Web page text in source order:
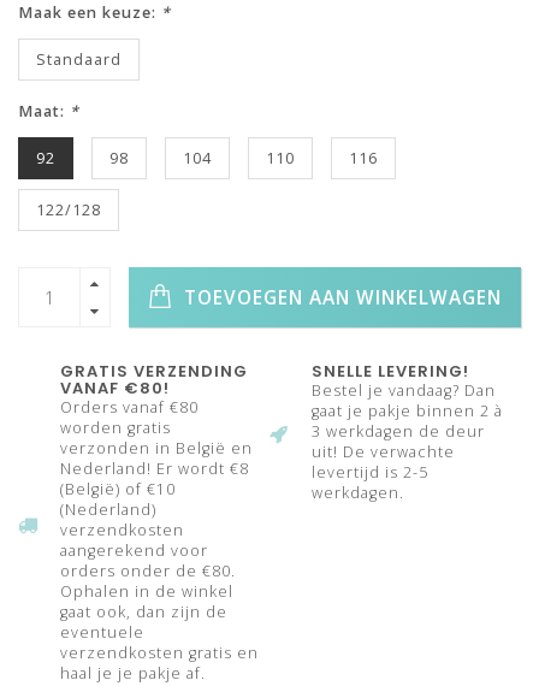
Maak een keuze: *
Standaard
Maat: *
92 98 104 110 116
122/128
TOEVOEGEN AAN WINKELWAGEN
GRATIS VERZENDING
VANAF €80!
Orders vanaf €80
worden gratis
verzonden in België en
Nederland! Er wordt €8
(België) of €10
(Nederland)
verzendkosten
aangerekend voor
orders onder de €80.
Ophalen in de winkel
gaat ook, dan zijn de
eventuele
verzendkosten gratis en
haal je je pakje af.
SNELLE LEVERING!
Bestel je vandaag? Dan
gaat je pakje binnen 2 à
3 werkdagen de deur
uit! De verwachte
levertijd is 2-5
werkdagen.